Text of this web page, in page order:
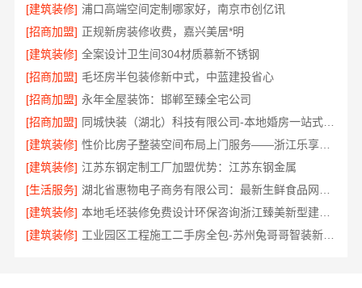
[建筑装修] 浦口高端空间定制哪家好，南京市创亿讯
[招商加盟] 正规新房装修收费，嘉兴美居*明
[建筑装修] 全案设计卫生间304材质慕新不锈钢
[招商加盟] 毛坯房半包装修新中式，中蓝建投省心
[招商加盟] 永年全屋装饰：邯郸至臻全宅公司
[招商加盟]
同城快装（湖北）科技有限公司-本地婚房一站式装修一口价
[建筑装修]
性价比房子整装空间布局上门服务——浙江乐享新材料有限公司
[建筑装修] 江苏东钢定制工厂加盟优势：江苏东钢金属
[生活服务]
[建筑装修]
本地毛坯装修免费设计环保咨询浙江臻美新型建材有限公司
[建筑装修]
工业园区工程施工二手房全包-苏州兔哥哥智装新材料